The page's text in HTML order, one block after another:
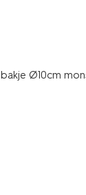
bakje Ø10cm